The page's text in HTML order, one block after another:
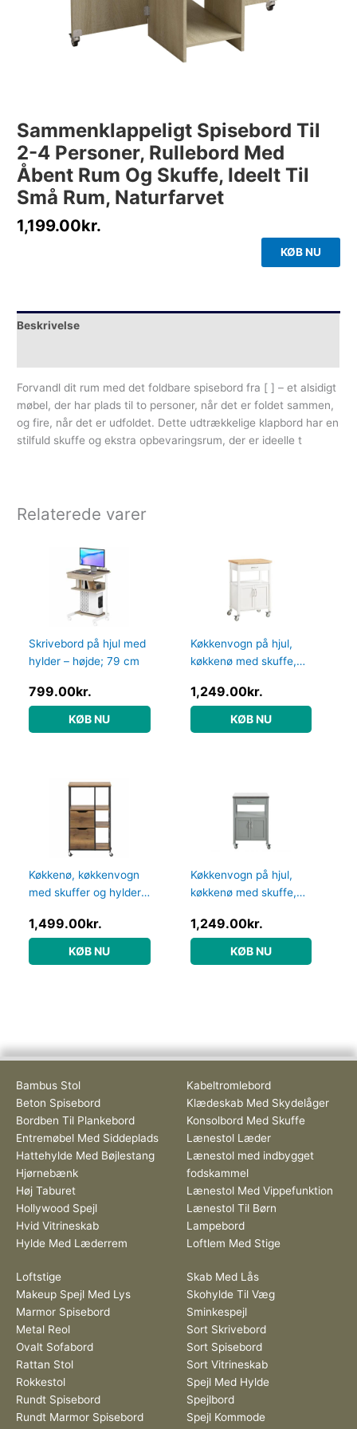
Sammenklappeligt Spisebord Til
2-4 Personer, Rullebord Med
Åbent Rum Og Skuffe, Ideelt Til
Små Rum, Naturfarvet
1,199.00kr.
KØB NU
Beskrivelse
Forvandl dit rum med det foldbare spisebord fra [ ] – et alsidigt
møbel, der har plads til to personer, når det er foldet sammen,
og fire, når det er udfoldet. Dette udtrækkelige klapbord har en
stilfuld skuffe og ekstra opbevaringsrum, der er ideelle t
Relaterede varer
Skrivebord på hjul med
hylder – højde; 79 cm
799.00kr.
KØB NU
Køkkenvogn på hjul,
køkkenø med skuffe,
Køkkenudstyr – Daily-
Living
1,249.00kr.
KØB NU
Køkkenø, køkkenvogn
med skuffer og hylder,
Køkkenudstyr – Daily-
Living
1,499.00kr.
KØB NU
Køkkenvogn på hjul,
køkkenø med skuffe,
Køkkenudstyr – Daily-
Living
1,249.00kr.
KØB NU
Bambus Stol
Beton Spisebord
Bordben Til Plankebord
Entremøbel Med Siddeplads
Hattehylde Med Bøjlestang
Hjørnebænk
Høj Taburet
Hollywood Spejl
Hvid Vitrineskab
Hylde Med Læderrem
Kabeltromlebord
Klædeskab Med Skydelåger
Konsolbord Med Skuffe
Lænestol Læder
Lænestol med indbygget
fodskammel
Lænestol Med Vippefunktion
Lænestol Til Børn
Lampebord
Loftlem Med Stige
Loftstige
Makeup Spejl Med Lys
Marmor Spisebord
Metal Reol
Ovalt Sofabord
Rattan Stol
Rokkestol
Rundt Spisebord
Rundt Marmor Spisebord
Skab Med Lås
Skohylde Til Væg
Sminkespejl
Sort Skrivebord
Sort Spisebord
Sort Vitrineskab
Spejl Med Hylde
Spejlbord
Spejl Kommode